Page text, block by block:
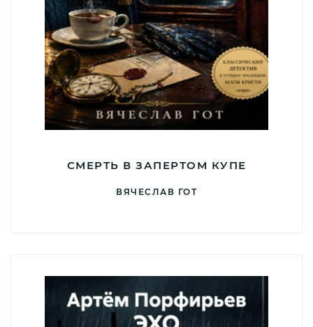
СМЕРТЬ В ЗАПЕРТОМ КУПЕ
ВЯЧЕСЛАВ ГОТ